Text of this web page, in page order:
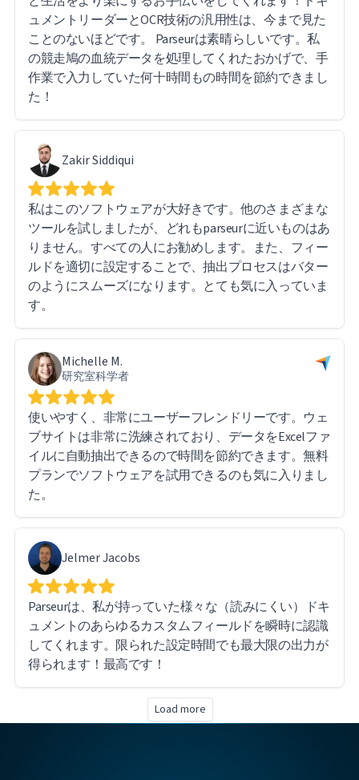
ュメントリーダーとOCR技術の汎用性は、今まで見た
ことのないほどです。 Parseurは素晴らしいです。私
の競走鳩の血統データを処理してくれたおかげで、手
作業で入力していた何十時間もの時間を節約できまし
た！
Zakir Siddiqui
私はこのソフトウェアが大好きです。他のさまざまな
ツールを試しましたが、どれもparseurに近いものはあ
りません。すべての人にお勧めします。また、フィー
ルドを適切に設定することで、抽出プロセスはバター
のようにスムーズになります。とても気に入っていま
す。
Michelle M.
研究室科学者
使いやすく、非常にユーザーフレンドリーです。ウェ
ブサイトは非常に洗練されており、データをExcelファ
イルに自動抽出できるので時間を節約できます。無料
プランでソフトウェアを試用できるのも気に入りまし
た。
Jelmer Jacobs
Parseurは、私が持っていた様々な（読みにくい）ドキ
ュメントのあらゆるカスタムフィールドを瞬時に認識
してくれます。限られた設定時間でも最大限の出力が
得られます！最高です！
Load more